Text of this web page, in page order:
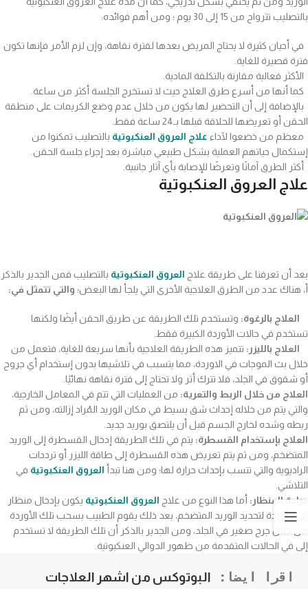
بالتصليب تترواح من 15 إلى 30 يوم ؛ ومن أهم فوائده:
في أحيان كثيرة لا يحتاج المريض بعدها لفترة نقاهة، وإن لزم الأمر فإنها تكون
فترة قصيرة للغاية.
الأكثر فعالية مقارنة بالتكلفة المادية.
كما أنها من أسرع طرق العلاج حيث لا تستخرج الجلسة أكثر من ساعة.
بالإضافة إلى أن التحضير لها يكون من خلال عدم وضع الكريمات على منطقة
الحقن أو تعريضها للحلاقة قبلها بـ24 ساعة فقط.
معظم من خضعوا لآداء علاج العروق العنكبوتية بالتصليب تمكنوا من
إستكمال حياتهم العملية بشكل طبيعي مباشرة بعد إجراء جلسة الحقن.
أكثر الطرق آمانًا وتعرضًا للإصابة بأي آثار جانبية.
علاج العروق العنكبوتية
بعد أن تعرفنا على طريقة علاج العروق العنكبوتية بالتصليب فمن الجدير بالذكر
أ، هناك عدد من الطرق العلاجية الأخرى التي يلجأ لها البعض؛ والتي تتمثل في:
العلاج بالرغوة: وتستخدم تلك الطريقة عن طريق الحقن أيضًا ولكنها
تستخدم في حالات الأوردة الكبيرة فقط.
العلاج بالليزر: تتميز هذه الطريقة العلاجية بأنها سريعة للغاية، فتعمل من
خلال بث الموجات في الاوردة، مما يتسبب في تلاشيها بدون إستخدام أي جروح
أو شقوق في الجلد، فلا تترك أثر ولا تحتاج إلى فترة نقاهة نهائيًا.
العلاج من خلال الربط والتعرية: من العمليات التي تتم في المعامل الخارجية،
والتي يتم من خلاله إحداث شق بسيط في مكان الوريد المُراد إزالته، ومن ثم
ربطه وشده لخارج الجسم قبل أن يلتصق بوريد جديد.
العلاج بإستخدام القسطرة: يتم في تلك الطريقة إدخال القسطرة إلى الوريد
المتضخم، ومن ثم يتم تعريض هذه القسطرة إلى طاقة الليزر أو ترددات
الراديوية والتي تتسب بإحداث حرارة لها؛ ومن هنا تبدأ العروق العنكبوتية في
التلاشي.
جراحة المنظار: أما هذا النوع من علاج العروق العنكبوتية يكون بإدخال منظار
إلى الأوردة لتحديد الوريد المتضخم، بعد ذلك يقوم الطبيب بسحب تلك الأوردة
من خلال جرح صغير في الجلد، ومن الجدير بالذكر أن تلك الطريقة لا تستخدم
إلى في الحالات المتقدمة من ظهور الدوالي العنكبوتية.
اقرا ايضا: